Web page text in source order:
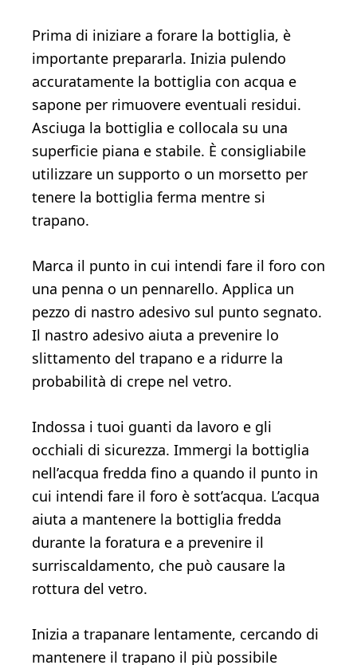
Prima di iniziare a forare la bottiglia, è
importante prepararla. Inizia pulendo
accuratamente la bottiglia con acqua e
sapone per rimuovere eventuali residui.
Asciuga la bottiglia e collocala su una
superficie piana e stabile. È consigliabile
utilizzare un supporto o un morsetto per
tenere la bottiglia ferma mentre si
trapano.
Marca il punto in cui intendi fare il foro con
una penna o un pennarello. Applica un
pezzo di nastro adesivo sul punto segnato.
Il nastro adesivo aiuta a prevenire lo
slittamento del trapano e a ridurre la
probabilità di crepe nel vetro.
Indossa i tuoi guanti da lavoro e gli
occhiali di sicurezza. Immergi la bottiglia
nell’acqua fredda fino a quando il punto in
cui intendi fare il foro è sott’acqua. L’acqua
aiuta a mantenere la bottiglia fredda
durante la foratura e a prevenire il
surriscaldamento, che può causare la
rottura del vetro.
Inizia a trapanare lentamente, cercando di
mantenere il trapano il più possibile